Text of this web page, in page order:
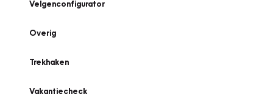
Velgenconfigurator
Overig
Trekhaken
Vakantiecheck